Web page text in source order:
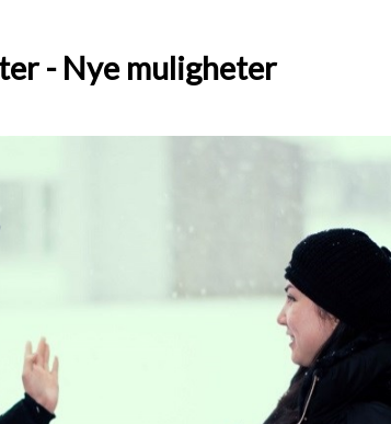
- Nye muligheter